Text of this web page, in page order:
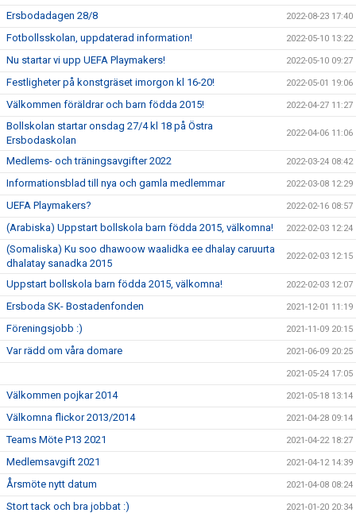
Ersbodadagen 28/8 2022-08-23 17:40
Fotbollsskolan, uppdaterad information! 2022-05-10 13:22
Nu startar vi upp UEFA Playmakers! 2022-05-10 09:27
Festligheter på konstgräset imorgon kl 16-20! 2022-05-01 19:06
Välkommen föräldrar och barn födda 2015! 2022-04-27 11:27
Bollskolan startar onsdag 27/4 kl 18 på Östra
Ersbodaskolan
2022-04-06 11:06
Medlems- och träningsavgifter 2022 2022-03-24 08:42
Informationsblad till nya och gamla medlemmar 2022-03-08 12:29
UEFA Playmakers? 2022-02-16 08:57
(Arabiska) Uppstart bollskola barn födda 2015, välkomna! 2022-02-03 12:24
(Somaliska) Ku soo dhawoow waalidka ee dhalay caruurta
dhalatay sanadka 2015
2022-02-03 12:15
Uppstart bollskola barn födda 2015, välkomna! 2022-02-03 12:07
Ersboda SK- Bostadenfonden 2021-12-01 11:19
Föreningsjobb :) 2021-11-09 20:15
Var rädd om våra domare 2021-06-09 20:25
2021-05-24 17:05
Välkommen pojkar 2014 2021-05-18 13:14
Välkomna flickor 2013/2014 2021-04-28 09:14
Teams Möte P13 2021 2021-04-22 18:27
Medlemsavgift 2021 2021-04-12 14:39
Årsmöte nytt datum 2021-04-08 08:24
Stort tack och bra jobbat :) 2021-01-20 20:34